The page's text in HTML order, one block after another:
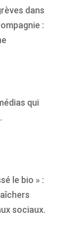
dans
:
qui
le bio » :
sociaux.